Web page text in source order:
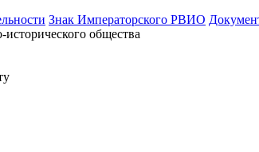
Знак Императорского РВИО
общества